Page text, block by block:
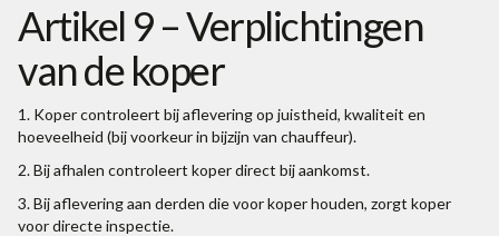
Artikel 9 – Verplichtingen
van de koper
1. Koper controleert bij aflevering op juistheid, kwaliteit en
hoeveelheid (bij voorkeur in bijzijn van chauffeur).
2. Bij afhalen controleert koper direct bij aankomst.
3. Bij aflevering aan derden die voor koper houden, zorgt koper
voor directe inspectie.